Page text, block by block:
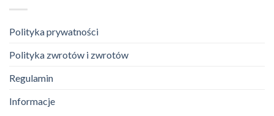
Polityka prywatności
Polityka zwrotów i zwrotów
Regulamin
Informacje